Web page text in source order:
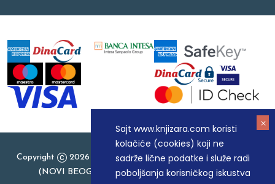
Sajt www.knjizara.com koristi
kolačiće (cookies) koji ne
sadrže lične podatke i služe radi
poboljšanja korisničkog iskustva
Copyright
2026 Knjizara.com - MAKART DOO BEOGRAD
(NOVI BEOGRAD), PIB: 105184104, MB: 20337524